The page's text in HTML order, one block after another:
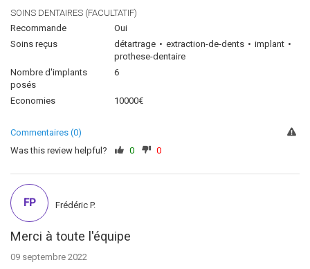
SOINS DENTAIRES (FACULTATIF)
Recommande
Oui
Soins reçus
détartrage extraction-de-dents
implant
prothese-dentaire
Nombre d'implants
posés
6
Economies 10000€
Commentaires (0)
Was this review helpful?
0 0
Merci à toute l'équipe
09 septembre 2022
FP Frédéric P.